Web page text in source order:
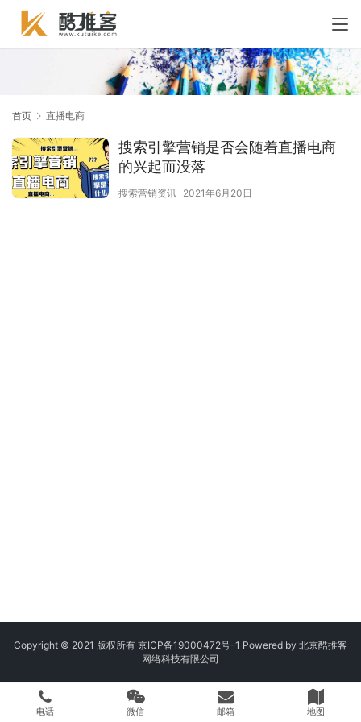
首页 直播电商
搜索引擎营销是否会随着直播电商
的兴起而没落
搜索营销资讯 2021年6月20日
Copyright © 2021 版权所有 京ICP备19000472号-1 Powered by 北京酷推客
网络科技有限公司
电话 微信 邮箱 地图